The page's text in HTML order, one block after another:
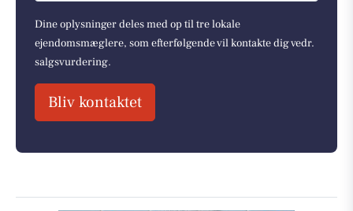
Dine oplysninger deles med op til tre lokale
ejendomsmæglere, som efterfølgende vil kontakte dig vedr.
salgsvurdering.
Bliv kontaktet